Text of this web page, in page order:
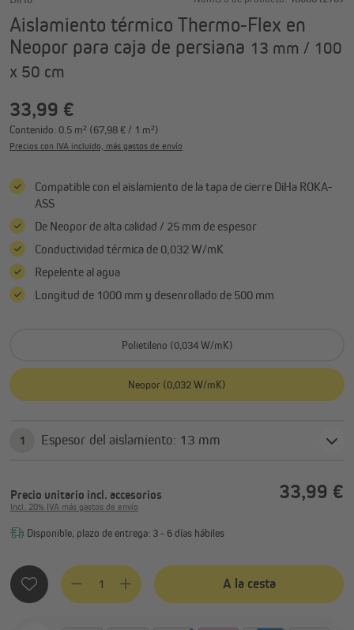
Aislamiento térmico Thermo-Flex en
Neopor para caja de persiana 13 mm / 100
x 50 cm
33,99 €
Contenido: 0.5 m² (67,98 € / 1 m²)
Precios con IVA incluido, más gastos de envío
Compatible con el aislamiento de la tapa de cierre DiHa ROKA-
ASS
De Neopor de alta calidad / 25 mm de espesor
Conductividad térmica de 0,032 W/mK
Repelente al agua
Longitud de 1000 mm y desenrollado de 500 mm
Polietileno (0,034 W/mK)
Neopor (0,032 W/mK)
1 Espesor del aislamiento: 13 mm
Precio unitario incl. accesorios 33,99 €
Incl. 20% IVA más gastos de envío
Disponible, plazo de entrega: 3 - 6 días hábiles
Cantidad del producto: introduce la cantidad deseada o
A la cesta